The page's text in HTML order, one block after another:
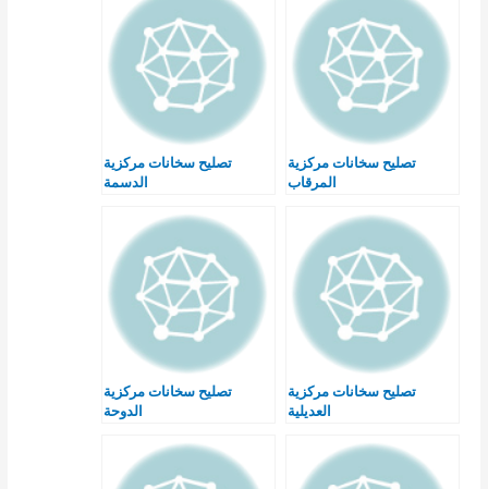
تصليح سخانات مركزية
المرقاب
تصليح سخانات مركزية
الدسمة
تصليح سخانات مركزية
العديلية
تصليح سخانات مركزية
الدوحة